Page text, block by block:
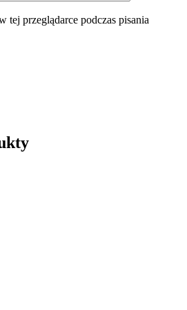
tej przeglądarce podczas pisania